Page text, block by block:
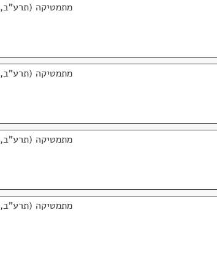
מתמטיקה (תרע"ב, 1912)
מתמטיקה (תרע"ב, 1912)
מתמטיקה (תרע"ב, 1912)
מתמטיקה (תרע"ב, 1912)